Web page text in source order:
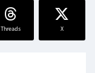
Threads X